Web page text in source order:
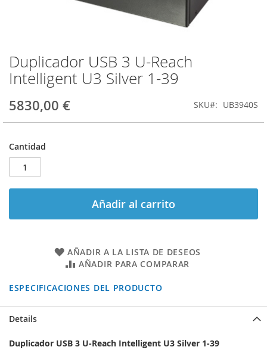
Duplicador USB 3 U-Reach
Intelligent U3 Silver 1-39
5830,00 € SKU UB3940S
Cantidad
Añadir al carrito
AÑADIR A LA LISTA DE DESEOS
AÑADIR PARA COMPARAR
ESPECIFICACIONES DEL PRODUCTO
Saltar
al
comienzo
la
imágenes
Details
Duplicador USB 3 U-Reach Intelligent U3 Silver 1-39